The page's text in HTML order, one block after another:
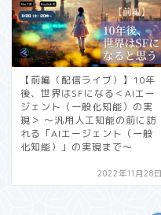
【前編（配信ライブ）】10年
後、世界はSFになる＜AIエー
ジェント（一般化知能）の実
現＞ 〜汎用人工知能の前に訪
れる「AIエージェント（一般
化知能）」の実現まで〜
2022年11月28日